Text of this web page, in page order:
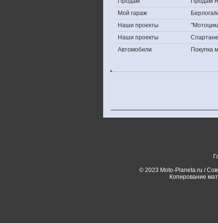
Мой гараж
Берлога/
Наши проекты
Наши проекты
Автомобили
Покупка
© 2023 Moto-Planeta.ru /
Копирование